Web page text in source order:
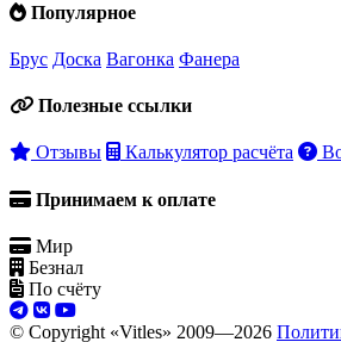
Популярное
Брус Доска Вагонка Фанера
Полезные ссылки
Отзывы Калькулятор расчёта
Принимаем к оплате
Мир
Безнал
По счёту
© Copyright «Vitles» 2009—2026